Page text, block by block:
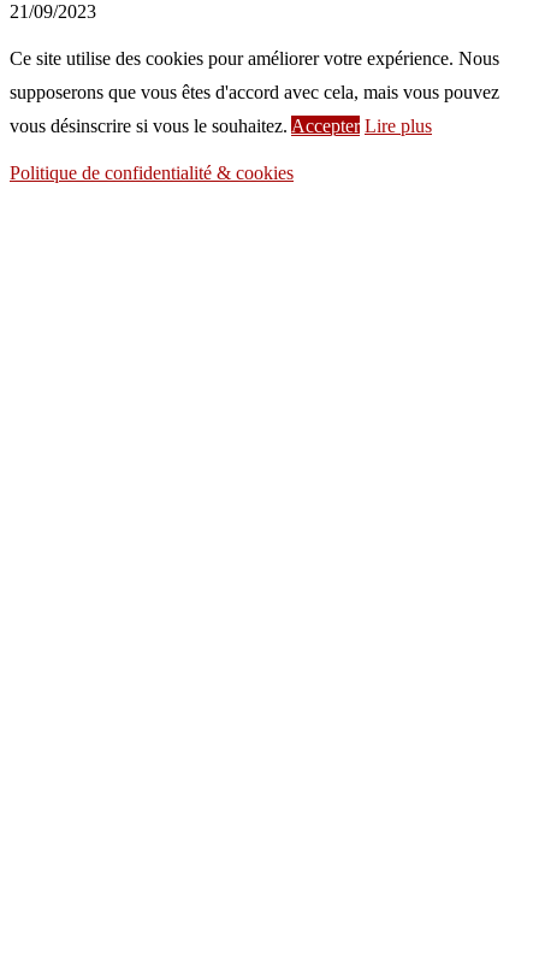
21/09/2023
Ce site utilise des cookies pour améliorer votre expérience. Nous
supposerons que vous êtes d'accord avec cela, mais vous pouvez
vous désinscrire si vous le souhaitez. Accepter Lire plus
Politique de confidentialité & cookies